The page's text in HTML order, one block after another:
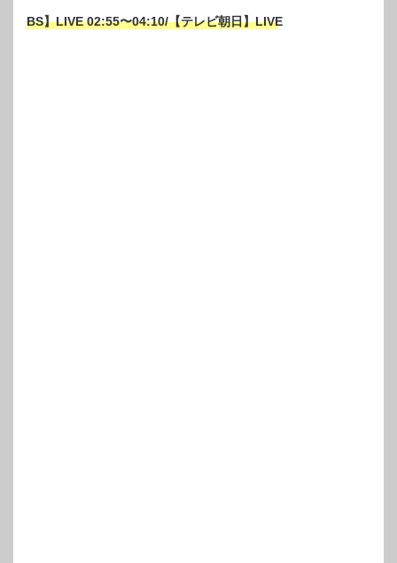
BS】LIVE 02:55〜04:10/【テレビ朝日】LIVE